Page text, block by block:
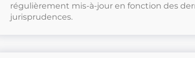
régulièrement mis-à-jour en fonction des
jurisprudences.